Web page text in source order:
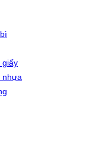
giấy
nhựa